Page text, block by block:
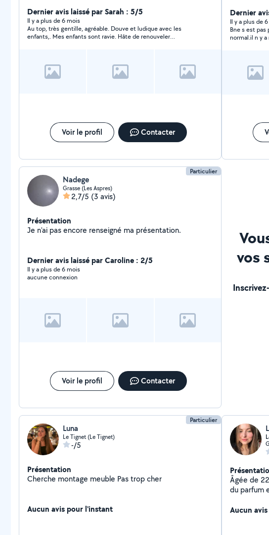
Dernier avis laissé par Sarah : 5/5
Il y a plus de 6 mois
Au top, très gentille, agréable. Douve et ludique avec les
enfants,. Mes enfants sont ravie. Hâte de renouveler
Voir le profil Contacter
motivé et
Dernier
Il y a plus de
Bne s est pas
Particulier
Nadege
Grasse (Les Aspres)
2,7/5 (3 avis)
Présentation
Je n'ai pas encore renseigné ma présentation.
Dernier avis laissé par Caroline : 2/5
Il y a plus de 6 mois
aucune connexion
Voir le profil Contacter
vos
Particulier
Luna
Le Tignet (Le Tignet)
-/5
Présentation
Cherche montage meuble Pas trop cher
Aucun avis pour l'instant
Âgée de 22ans, Je suis étudiante à
du parfum en 4ème
ends.
Aucun